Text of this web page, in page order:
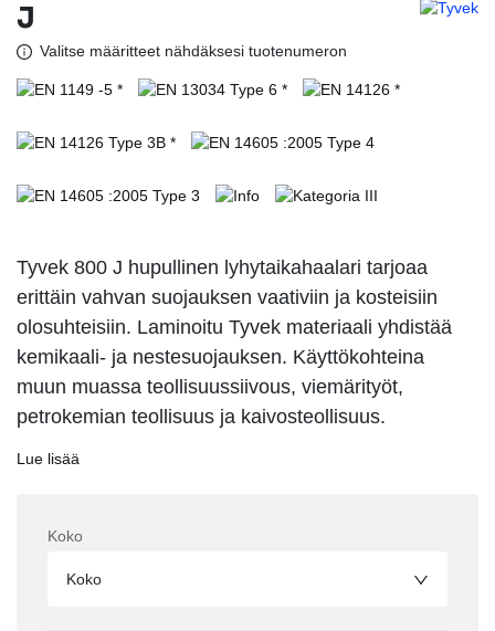
J
Valitse määritteet nähdäksesi tuotenumeron
Tyvek 800 J hupullinen lyhytaikahaalari tarjoaa
erittäin vahvan suojauksen vaativiin ja kosteisiin
olosuhteisiin. Laminoitu Tyvek materiaali yhdistää
kemikaali- ja nestesuojauksen. Käyttökohteina
muun muassa teollisuussiivous, viemärityöt,
petrokemian teollisuus ja kaivosteollisuus.
Lue lisää
Koko
Koko